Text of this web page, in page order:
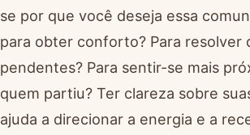
se por que você deseja essa
para obter conforto? Para resolver
pendentes? Para sentir-se mais
quem partiu? Ter clareza sobre
ajuda a direcionar a energia e a